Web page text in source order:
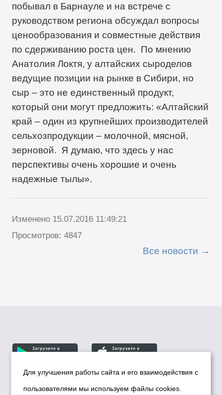
побывал в Барнауле и на встрече с
руководством региона обсуждал вопросы
ценообразования и совместные действия
по сдерживанию роста цен. По мнению
Анатолия Локтя, у алтайских сыроделов
ведущие позиции на рынке в Сибири, но
сыр – это не единственный продукт,
который они могут предложить: «Алтайский
край – один из крупнейших производителей
сельхозпродукции – молочной, мясной,
зерновой. Я думаю, что здесь у нас
перспективы очень хорошие и очень
надежные тылы».
Изменено 15.07.2016 11:49:21
Просмотров: 4847
Все новости
© Департамент информационной политики мэрии
Для улучшения работы сайта и его взаимодействия с
пользователями мы используем файлы cookies.